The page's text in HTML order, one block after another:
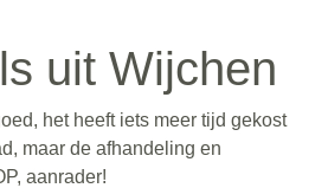
uit Wijchen
het heeft iets meer tijd gekost
maar de afhandeling en
aanrader!